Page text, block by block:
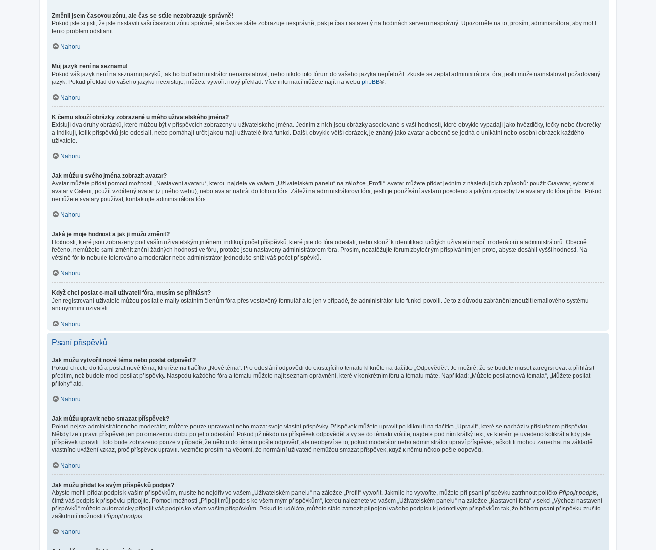
Změnil jsem časovou zónu, ale čas se stále nezobrazuje správně!
Pokud jste si jisti, že jste nastavili vaši časovou zónu správně, ale čas se stále zobrazuje nesprávně, pak je čas nastavený na hodinách serveru nesprávný. Upozorněte na to, prosím, administrátora, aby mohl
tento problém odstranit.
Nahoru
Můj jazyk není na seznamu!
Pokud váš jazyk není na seznamu jazyků, tak ho buď administrátor nenainstaloval, nebo nikdo toto fórum do vašeho jazyka nepřeložil. Zkuste se zeptat administrátora fóra, jestli může nainstalovat požadovaný
jazyk. Pokud překlad do vašeho jazyku neexistuje, můžete vytvořit nový překlad. Více informací můžete najít na webu phpBB®.
Nahoru
K čemu slouží obrázky zobrazené u mého uživatelského jména?
Existují dva druhy obrázků, které můžou být v příspěvcích zobrazeny u uživatelského jména. Jedním z nich jsou obrázky asociované s vaší hodností, které obvykle vypadají jako hvězdičky, tečky nebo čtverečky
a indikují, kolik příspěvků jste odeslali, nebo pomáhají určit jakou mají uživatelé fóra funkci. Další, obvykle větší obrázek, je známý jako avatar a obecně se jedná o unikátní nebo osobní obrázek každého
uživatele.
Nahoru
Jak můžu u svého jména zobrazit avatar?
Avatar můžete přidat pomocí možnosti „Nastavení avataru“, kterou najdete ve vašem „Uživatelském panelu“ na záložce „Profil“. Avatar můžete přidat jedním z následujících způsobů: použít Gravatar, vybrat si
avatar v Galerii, použít vzdálený avatar (z jiného webu), nebo avatar nahrát do tohoto fóra. Záleží na administrátorovi fóra, jestli je používání avatarů povoleno a jakými způsoby lze avatary do fóra přidat. Pokud
nemůžete avatary používat, kontaktujte administrátora fóra.
Nahoru
Jaká je moje hodnost a jak ji můžu změnit?
Hodnosti, které jsou zobrazeny pod vaším uživatelským jménem, indikují počet příspěvků, které jste do fóra odeslali, nebo slouží k identifikaci určitých uživatelů např. moderátorů a administrátorů. Obecně
řečeno, nemůžete sami změnit znění žádných hodností ve fóru, protože jsou nastaveny administrátorem fóra. Prosím, nezatěžujte fórum zbytečným přispíváním jen proto, abyste dosáhli vyšší hodnosti. Na
většině fór to nebude tolerováno a moderátor nebo administrátor jednoduše sníží váš počet příspěvků.
Nahoru
Když chci poslat e-mail uživateli fóra, musím se přihlásit?
Jen registrovaní uživatelé můžou posílat e-maily ostatním členům fóra přes vestavěný formulář a to jen v případě, že administrátor tuto funkci povolil. Je to z důvodu zabránění zneužití emailového systému
anonymními uživateli.
Nahoru
Psaní příspěvků
Jak můžu vytvořit nové téma nebo poslat odpověď?
Pokud chcete do fóra poslat nové téma, klikněte na tlačítko „Nové téma“. Pro odeslání odpovědi do existujícího tématu klikněte na tlačítko „Odpovědět“. Je možné, že se budete muset zaregistrovat a přihlásit
předtím, než budete moci posílat příspěvky. Naspodu každého fóra a tématu můžete najít seznam oprávnění, které v konkrétním fóru a tématu máte. Například: „Můžete posílat nová témata“, „Můžete posílat
přílohy“ atd.
Nahoru
Jak můžu upravit nebo smazat příspěvek?
Pokud nejste administrátor nebo moderátor, můžete pouze upravovat nebo mazat svoje vlastní příspěvky. Příspěvek můžete upravit po kliknutí na tlačítko „Upravit“, které se nachází v příslušném příspěvku.
Někdy lze upravit příspěvek jen po omezenou dobu po jeho odeslání. Pokud již někdo na příspěvek odpověděl a vy se do tématu vrátíte, najdete pod ním krátký text, ve kterém je uvedeno kolikrát a kdy jste
příspěvek upravili. Toto bude zobrazeno pouze v případě, že někdo do tématu pošle odpověď, ale neobjeví se to, pokud moderátor nebo administrátor upraví příspěvek, ačkoli ti mohou zanechat na základě
vlastního uvážení vzkaz, proč příspěvek upravili. Vezměte prosím na vědomí, že normální uživatelé nemůžou smazat příspěvek, když k němu někdo pošle odpověď.
Nahoru
Jak můžu přidat ke svým příspěvků podpis?
Abyste mohli přidat podpis k vašim příspěvkům, musíte ho nejdřív ve vašem „Uživatelském panelu“ na záložce „Profil“ vytvořit. Jakmile ho vytvoříte, můžete při psaní příspěvku zatrhnout políčko Připojit podpis
čímž váš podpis k příspěvku připojíte. Pomocí možnosti „Připojit můj podpis ke všem mým příspěvkům“, kterou naleznete ve vašem „Uživatelském panelu“ na záložce „Nastavení fóra“ v sekci „Výchozí nastavení
příspěvků“ můžete automaticky připojit váš podpis ke všem vašim příspěvkům. Pokud to uděláte, můžete stále zamezit připojení vašeho podpisu k jednotlivým příspěvkům tak, že během psaní příspěvku zrušíte
zaškrtnutí možnosti Připojit podpis
Nahoru